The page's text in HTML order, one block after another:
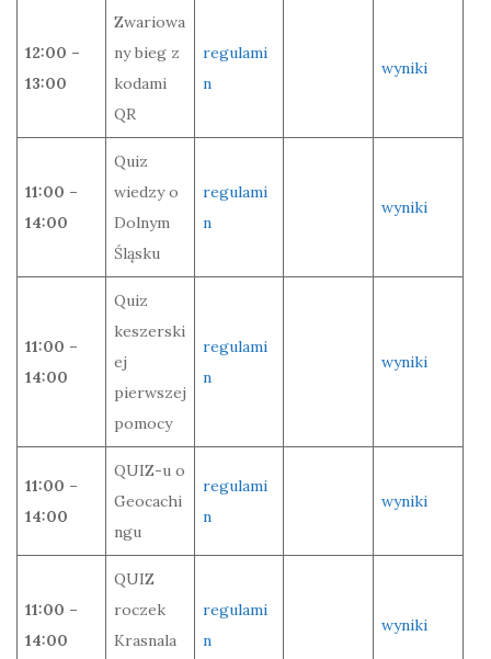
12:00 –
13:00
Zwariowa
ny bieg z
kodami
QR
regulami
n
wyniki
11:00 –
14:00
Quiz
wiedzy o
Dolnym
Śląsku
regulami
n
wyniki
11:00 –
14:00
Quiz
keszerski
ej
pierwszej
pomocy
regulami
n
wyniki
11:00 –
14:00
QUIZ-u o
Geocachi
ngu
regulami
n
wyniki
11:00 –
14:00
QUIZ
roczek
Krasnala
regulami
n
wyniki